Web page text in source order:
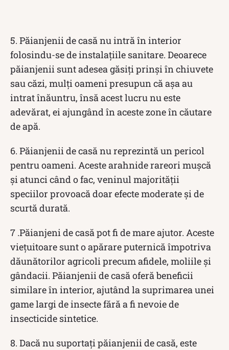
5. Păianjenii de casă nu intră în interior
folosindu-se de instalațiile sanitare. Deoarece
păianjenii sunt adesea găsiți prinși în chiuvete
sau căzi, mulți oameni presupun că așa au
intrat înăuntru, însă acest lucru nu este
adevărat, ei ajungând în aceste zone în căutare
de apă.
6. Păianjenii de casă nu reprezintă un pericol
pentru oameni. Aceste arahnide rareori mușcă
și atunci când o fac, veninul majorității
speciilor provoacă doar efecte moderate și de
scurtă durată.
7 .Păianjeni de casă pot fi de mare ajutor. Aceste
viețuitoare sunt o apărare puternică împotriva
dăunătorilor agricoli precum afidele, moliile și
gândacii. Păianjenii de casă oferă beneficii
similare în interior, ajutând la suprimarea unei
game largi de insecte fără a fi nevoie de
insecticide sintetice.
8. Dacă nu suportați păianjenii de casă, este